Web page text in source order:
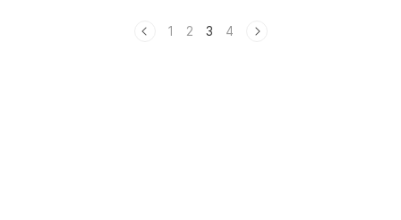
어에서 유래되었습니다. 종종 여성 또는 소녀로 묘사되며 손에 소맥을
1 2 3 4